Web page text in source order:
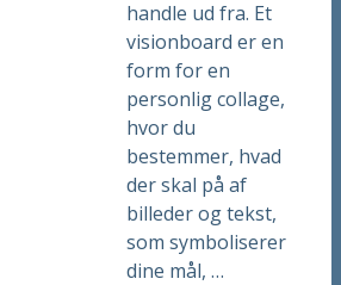
handle ud fra. Et
visionboard er en
form for en
personlig collage,
hvor du
bestemmer, hvad
der skal på af
billeder og tekst,
som symboliserer
dine mål, …